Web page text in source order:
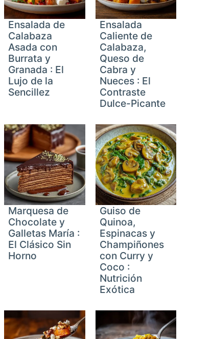
Ensalada de
Calabaza
Asada con
Burrata y
Granada : El
Lujo de la
Sencillez
Ensalada
Caliente de
Calabaza,
Queso de
Cabra y
Nueces : El
Contraste
Dulce-Picante
Marquesa de
Chocolate y
Galletas María :
El Clásico Sin
Horno
Guiso de
Quinoa,
Espinacas y
Champiñones
con Curry y
Coco :
Nutrición
Exótica